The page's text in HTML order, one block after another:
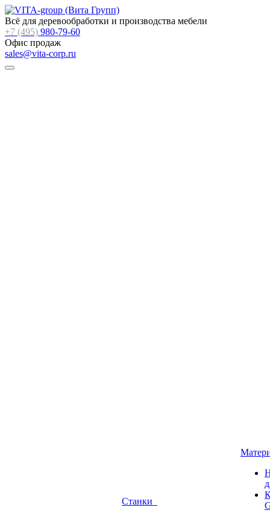
Всё для деревообработки и производства мебели
+7 (495) 980-79-60
Офис продаж
sales@vita-corp.ru
Станки